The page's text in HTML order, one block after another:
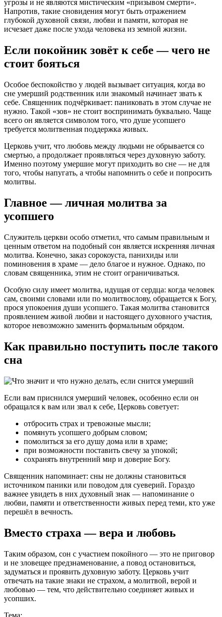
угрозы и не являются мистическим «призывом смерти».
Напротив, такие сновидения могут быть отражением
глубокой духовной связи, любви и памяти, которая не
исчезает даже после ухода человека из земной жизни.
Если покойник зовёт к себе — чего не
стоит бояться
Особое беспокойство у людей вызывает ситуация, когда во
сне умерший родственник или знакомый начинает звать к
себе. Священник подчёркивает: паниковать в этом случае не
нужно. Такой «зов» не стоит воспринимать буквально. Чаще
всего он является символом того, что душе усопшего
требуется молитвенная поддержка живых.
Церковь учит, что любовь между людьми не обрывается со
смертью, а продолжает проявляться через духовную заботу.
Именно поэтому умершие могут приходить во сне — не для
того, чтобы напугать, а чтобы напомнить о себе и попросить
молитвы.
Главное — личная молитва за
усопшего
Служитель церкви особо отметил, что самым правильным и
ценным ответом на подобный сон является искренняя личная
молитва. Конечно, заказ сорокоуста, панихиды или
поминовения в храме — дело благое и нужное. Однако, по
словам священника, этим не стоит ограничиваться.
Особую силу имеет молитва, идущая от сердца: когда человек
сам, своими словами или по молитвослову, обращается к Богу,
прося упокоения души усопшего. Такая молитва становится
проявлением живой любви и настоящего духовного участия,
которое невозможно заменить формальным обрядом.
Как правильно поступить после такого
сна
Если вам приснился умерший человек, особенно если он
обращался к вам или звал к себе, Церковь советует:
отбросить страх и тревожные мысли;
помянуть усопшего добрым словом;
помолиться за его душу дома или в храме;
при возможности поставить свечу за упокой;
сохранять внутренний мир и доверие Богу.
Священник напоминает: сны не должны становиться
источником паники или поводом для суеверий. Гораздо
важнее увидеть в них духовный знак — напоминание о
любви, памяти и ответственности живых перед теми, кто уже
перешёл в вечность.
Вместо страха — вера и любовь
Таким образом, сон с участием покойного — это не приговор
и не зловещее предзнаменование, а повод остановиться,
задуматься и проявить духовную заботу. Церковь учит
отвечать на такие знаки не страхом, а молитвой, верой и
любовью — тем, что действительно соединяет живых и
усопших.
Тема: